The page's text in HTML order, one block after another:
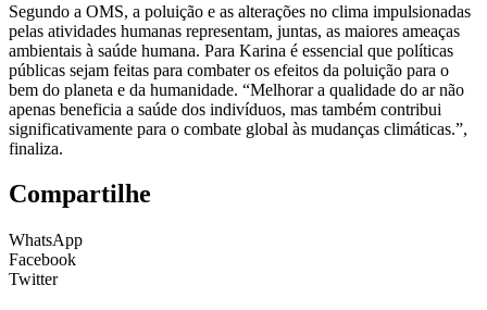
Segundo a OMS, a poluição e as alterações no clima impulsionadas
pelas atividades humanas representam, juntas, as maiores ameaças
ambientais à saúde humana. Para Karina é essencial que políticas
públicas sejam feitas para combater os efeitos da poluição para o
bem do planeta e da humanidade. “Melhorar a qualidade do ar não
apenas beneficia a saúde dos indivíduos, mas também contribui
significativamente para o combate global às mudanças climáticas.”,
finaliza.
Compartilhe
WhatsApp
Facebook
Twitter